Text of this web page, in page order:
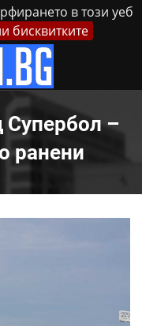
в този уеб
бисквитките
Контакти
–
ранени